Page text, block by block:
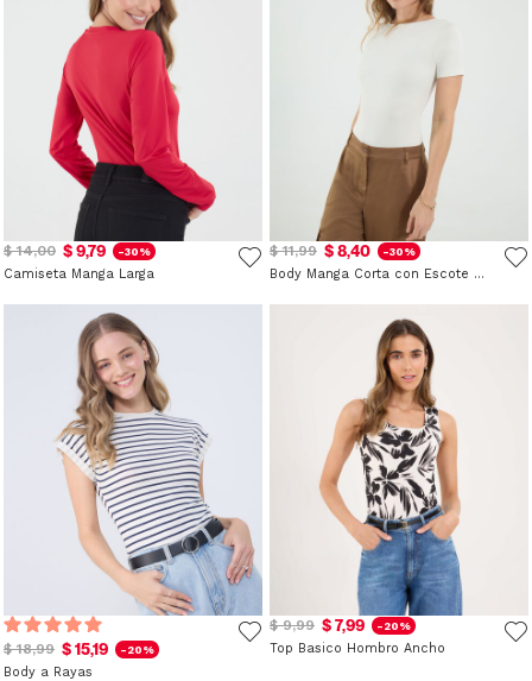
$ 14,00 $ 9,79 -30%
Camiseta Manga Larga
$ 11,99 $ 8,40 -30%
Body Manga Corta con Escote Ojal
$ 18,99 $ 15,19 -20%
Body a Rayas
$ 9,99 $ 7,99 -20%
Top Basico Hombro Ancho